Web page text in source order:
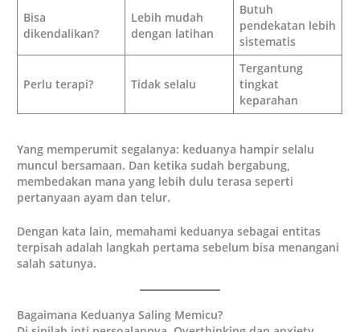
Bisa
dikendalikan?
Lebih mudah
dengan latihan
Butuh
pendekatan lebih
sistematis
Perlu terapi? Tidak selalu
Tergantung
tingkat
keparahan
Yang memperumit segalanya: keduanya hampir selalu
muncul bersamaan. Dan ketika sudah bergabung,
membedakan mana yang lebih dulu terasa seperti
pertanyaan ayam dan telur.
Dengan kata lain, memahami keduanya sebagai entitas
terpisah adalah langkah pertama sebelum bisa menangani
salah satunya.
Bagaimana Keduanya Saling Memicu?